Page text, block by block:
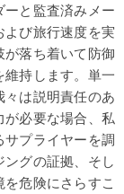
と監査済みメー
び旅行速度を実
落ち着いて防御
持します。単一
は説明責任のあ
が必要な場合、私
プライヤーを調
グの証拠、そし
危険にさらすこ